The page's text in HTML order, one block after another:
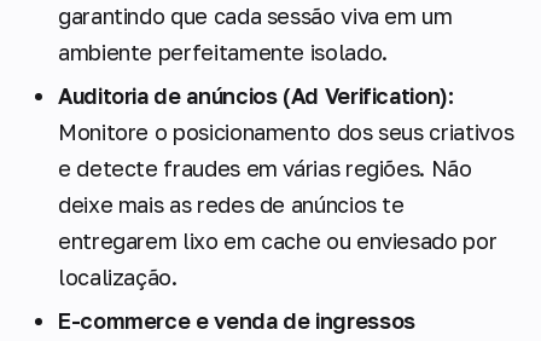
garantindo que cada sessão viva em um
ambiente perfeitamente isolado.
Auditoria de anúncios (Ad Verification):
Monitore o posicionamento dos seus criativos
e detecte fraudes em várias regiões. Não
deixe mais as redes de anúncios te
entregarem lixo em cache ou enviesado por
localização.
E-commerce e venda de ingressos